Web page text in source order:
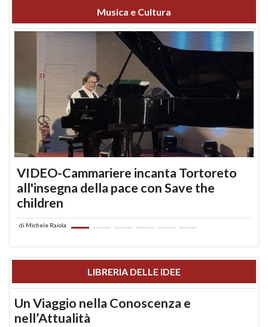
Musica e Cultura
VIDEO-Cammariere incanta Tortoreto
all'insegna della pace con Save the
children
di Michele Raiola
LIBRERIA DELLE IDEE
Un Viaggio nella Conoscenza e
nell’Attualità